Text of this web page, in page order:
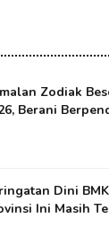
Zodiak
Berani
Dini
Ini Masih